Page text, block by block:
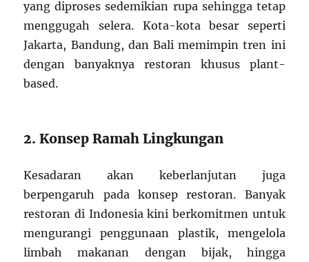
yang diproses sedemikian rupa sehingga tetap
menggugah selera. Kota-kota besar seperti
Jakarta, Bandung, dan Bali memimpin tren ini
dengan banyaknya restoran khusus plant-
based.
2. Konsep Ramah Lingkungan
Kesadaran akan keberlanjutan juga
berpengaruh pada konsep restoran. Banyak
restoran di Indonesia kini berkomitmen untuk
mengurangi penggunaan plastik, mengelola
limbah makanan dengan bijak, hingga